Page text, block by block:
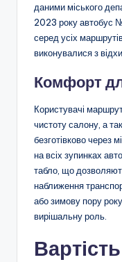
даними міського
2023 року автобус
серед усіх
виконувалися з
Комфорт
Користувачі
чистоту салону, а
безготівково через
на всіх зупинках
табло, що
наближення
або зимову пору
вирішальну роль.